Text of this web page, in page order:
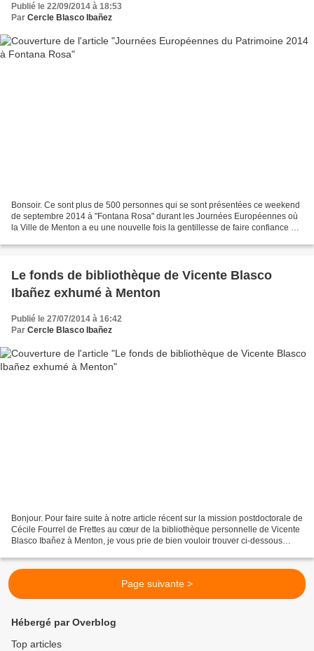
Publié le 22/09/2014 à 18:53
Par Cercle Blasco Ibañez
Bonsoir. Ce sont plus de 500 personnes qui se sont présentées ce weekend
de septembre 2014 à "Fontana Rosa" durant les Journées Européennes où
la Ville de Menton a eu une nouvelle fois la gentillesse de faire confiance au
Le fonds de bibliothèque de Vicente Blasco
Ibañez exhumé à Menton
Publié le 27/07/2014 à 16:42
Par Cercle Blasco Ibañez
Bonjour. Pour faire suite à notre article récent sur la mission postdoctorale de
Cécile Fourrel de Frettes au cœur de la bibliothèque personnelle de Vicente
Blasco Ibañez à Menton, je vous prie de bien vouloir trouver ci-dessous
Page suivante >
Hébergé par Overblog
Top articles